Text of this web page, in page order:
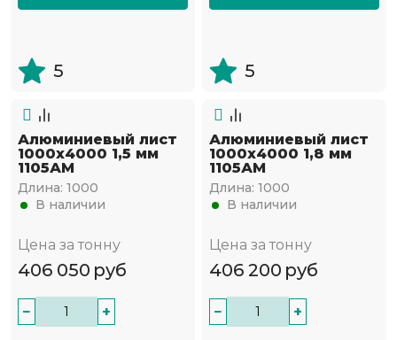
5 5
Алюминиевый лист
1000х4000 1,5 мм
1105АМ
Длина: 1000
В наличии
Цена за тонну
406 050 руб
− +
Алюминиевый лист
1000х4000 1,8 мм
1105АМ
Длина: 1000
В наличии
Цена за тонну
406 200 руб
− +